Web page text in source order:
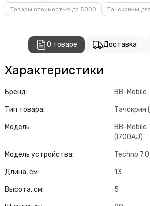
Товары стоимостью до 5000
Тачскрины
О товаре Доставка
Характеристики
Бренд: BB-Mobile
Тип товара: Тачскрин
Модель:
BB-Mobile
(I700AJ)
Модель устройства: Techno
Длина, см: 13
Высота, см: 5